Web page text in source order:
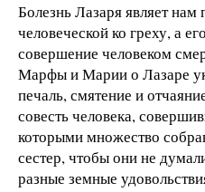
Болезнь Лазаря являет нам
человеческой ко греху, а
совершение человеком
Марфы и Марии о Лазаре
печаль, смятение и
совесть человека,
которыми множество
сестер, чтобы они не
разные земные